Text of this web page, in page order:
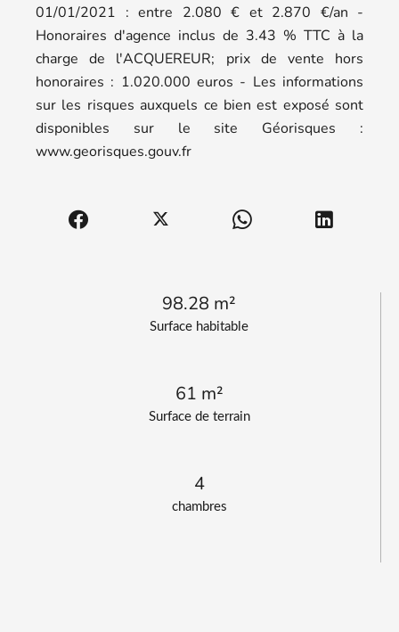
Surface habitable
98.28 m²
Surface de terrain
61 m²
chambres
4
01/01/2021 : entre 2.080 € et 2.870 €/an -
Honoraires d'agence inclus de 3.43 % TTC à la
charge de l'ACQUEREUR; prix de vente hors
honoraires : 1.020.000 euros - Les informations
sur les risques auxquels ce bien est exposé sont
disponibles sur le site Géorisques :
www.georisques.gouv.fr